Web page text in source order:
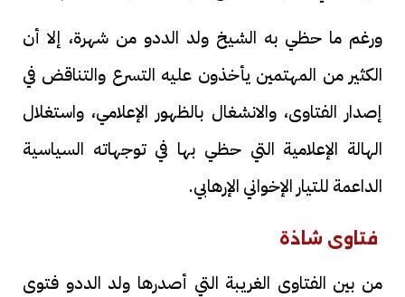
ورغم ما حظي به الشيخ ولد الددو من شهرة، إلا أن
الكثير من المهتمين يأخذون عليه التسرع والتناقض في
إصدار الفتاوى، والانشغال بالظهور الإعلامي، واستغلال
الهالة الإعلامية التي حظي بها في توجهاته السياسية
الداعمة للتيار الإخواني الإرهابي.
فتاوى شاذة
من بين الفتاوى الغريبة التي أصدرها ولد الددو فتوى